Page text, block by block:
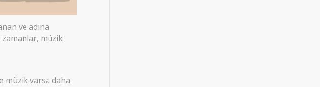
ve adına
zamanlar, müzik
müzik varsa daha